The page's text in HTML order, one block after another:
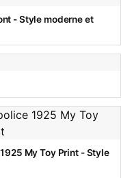
- Style moderne et
My Toy Print - Style